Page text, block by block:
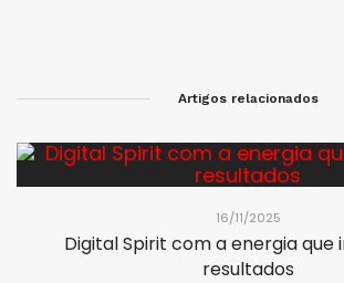
Artigos relacionados
16/11/2025
Digital Spirit com a energia que
resultados